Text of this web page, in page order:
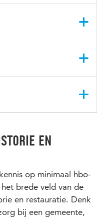
en
op minimaal hbo-
brede veld van de
en restauratie. Denk
bij een gemeente,